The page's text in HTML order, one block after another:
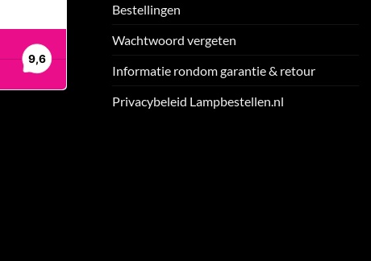
Bestellingen
Wachtwoord vergeten
Informatie rondom garantie & retour
Privacybeleid Lampbestellen.nl